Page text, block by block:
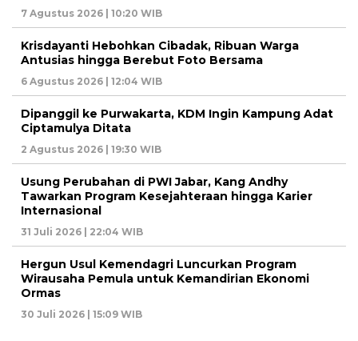
7 Agustus 2026 | 10:20 WIB
Krisdayanti Hebohkan Cibadak, Ribuan Warga
Antusias hingga Berebut Foto Bersama
6 Agustus 2026 | 12:04 WIB
Dipanggil ke Purwakarta, KDM Ingin Kampung Adat
Ciptamulya Ditata
2 Agustus 2026 | 19:30 WIB
Usung Perubahan di PWI Jabar, Kang Andhy
Tawarkan Program Kesejahteraan hingga Karier
Internasional
31 Juli 2026 | 22:04 WIB
Hergun Usul Kemendagri Luncurkan Program
Wirausaha Pemula untuk Kemandirian Ekonomi
Ormas
30 Juli 2026 | 15:09 WIB